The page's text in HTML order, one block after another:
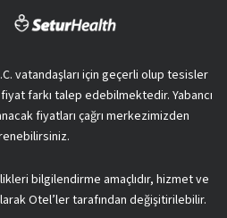
vatandaşları için geçerli olup tesisler
farkı talep edebilmektedir. Yabancı
fiyatları çağrı merkezimizden
bilgilendirme amaçlıdır, hizmet ve
Otel’ler tarafından değişitirilebilir.